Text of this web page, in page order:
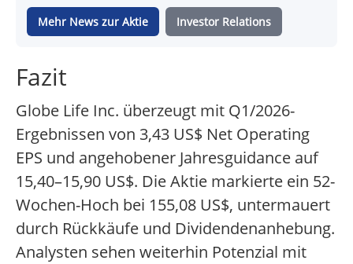
Mehr News zur Aktie Investor Relations
Fazit
Globe Life Inc. überzeugt mit Q1/2026-
Ergebnissen von 3,43 US$ Net Operating
EPS und angehobener Jahresguidance auf
15,40–15,90 US$. Die Aktie markierte ein 52-
Wochen-Hoch bei 155,08 US$, untermauert
durch Rückkäufe und Dividendenanhebung.
Analysten sehen weiterhin Potenzial mit